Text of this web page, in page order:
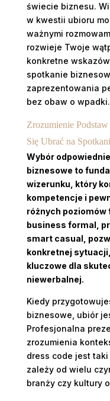
świecie biznesu.
w kwestii ubioru
ważnymi
rozwieje Twoje
konkretne
spotkanie
zaprezentowania
bez obaw o wpadki.
Zrozumienie
Się Ubrać na
Wybór
biznesowe to
wizerunku, który
kompetencje i
różnych poziomów
business formal,
smart casual,
konkretnej
kluczowe dla
niewerbalnej.
Kiedy
biznesowe, ubiór
Profesjonalna
zrozumienia
dress code jest
zależy od wielu
branży czy kultury